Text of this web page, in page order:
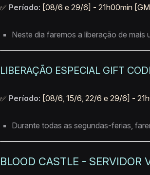
✅ Período: [08/6 e 29/6] - 21h00min
Neste dia faremos a liberação de
LIBERAÇÃO ESPECIAL GIFT
✅ Período: [08/6, 15/6, 22/6 e 29/6] -
Durante todas as segundas-ferias,
BLOOD CASTLE - SERVIDOR